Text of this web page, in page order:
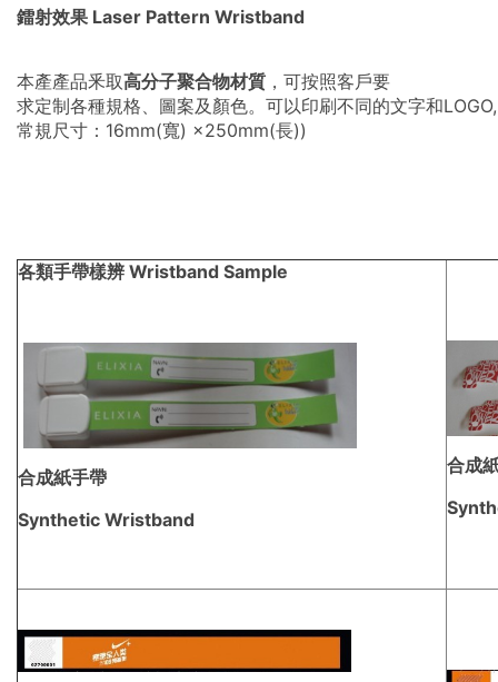
鐳射效果 Laser Pattern Wristband
本產產品釆取高分子聚合物材質 ，可按照客戶要
求定制各種規格、圖案及顏色。可以印刷不同的文字和LOGO,
常規尺寸：16mm(寬) ×250mm(長))
各類手帶樣辨 Wristband Sample
合成紙手帶
Synthetic Wristband
合成